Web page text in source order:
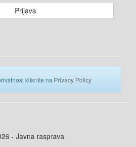
Prijava
kliknite na Privacy Policy
- Javna rasprava